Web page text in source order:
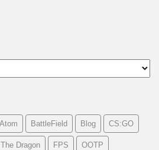
Atom BattleField Blog CS:GO
Dragon FPS OOTP